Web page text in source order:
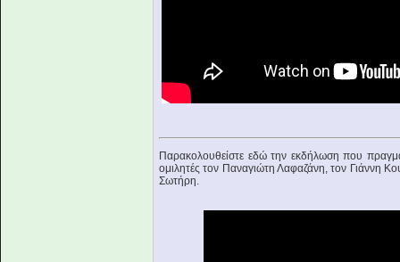
Παρακολουθείστε εδώ την εκδήλωση που
ομιλητές τον Παναγιώτη Λαφαζάνη, τον Γιάννη
Σωτήρη.